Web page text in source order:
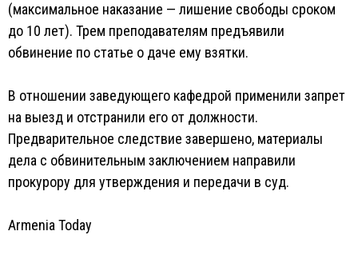
(максимальное наказание — лишение свободы сроком
до 10 лет). Трем преподавателям предъявили
обвинение по статье о даче ему взятки.
В отношении заведующего кафедрой применили запрет
на выезд и отстранили его от должности.
Предварительное следствие завершено, материалы
дела с обвинительным заключением направили
прокурору для утверждения и передачи в суд.
Armenia Today